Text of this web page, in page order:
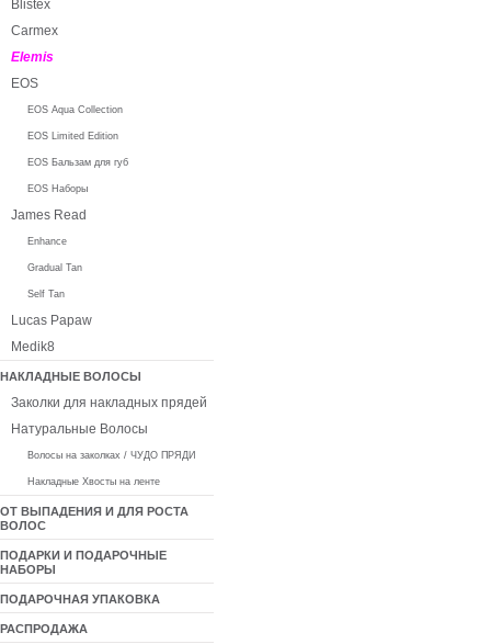
Blistex
Carmex
Elemis
EOS
EOS Aqua Collection
EOS Limited Edition
EOS Бальзам для губ
EOS Наборы
James Read
Enhance
Gradual Tan
Self Tan
Lucas Papaw
Medik8
НАКЛАДНЫЕ ВОЛОСЫ
Заколки для накладных прядей
Натуральные Волосы
Волосы на заколках / ЧУДО ПРЯДИ
Накладные Хвосты на ленте
ОТ ВЫПАДЕНИЯ И ДЛЯ РОСТА
ВОЛОС
ПОДАРКИ И ПОДАРОЧНЫЕ
НАБОРЫ
ПОДАРОЧНАЯ УПАКОВКА
РАСПРОДАЖА